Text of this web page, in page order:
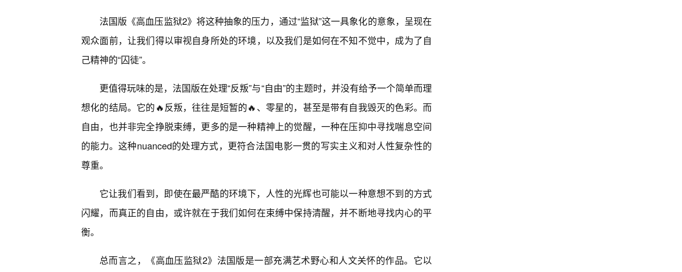
法国版《高血压监狱2》将这种抽象的压力，通过“监狱”这一具象化的意象，呈现在
观众面前，让我们得以审视自身所处的环境，以及我们是如何在不知不觉中，成为了自
己精神的“囚徒”。
更值得玩味的是，法国版在处理“反叛”与“自由”的主题时，并没有给予一个简单而理
想化的结局。它的🔥反叛，往往是短暂的🔥、零星的，甚至是带有自我毁灭的色彩。而
自由，也并非完全挣脱束缚，更多的是一种精神上的觉醒，一种在压抑中寻找喘息空间
的能力。这种nuanced的处理方式，更符合法国电影一贯的写实主义和对人性复杂性的
尊重。
它让我们看到，即使在最严酷的环境下，人性的光辉也可能以一种意想不到的方式
闪耀，而真正的自由，或许就在于我们如何在束缚中保持清醒，并不断地寻找内心的平
衡。
总而言之，《高血压监狱2》法国版是一部充满艺术野心和人文关怀的作品。它以